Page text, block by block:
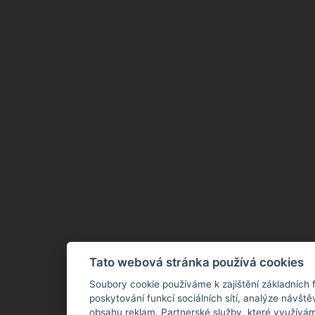
Tato webová stránka používá cookies
Soubory cookie používáme k zajištění základních
poskytování funkcí sociálních sítí, analýze
obsahu reklam. Partnerské služby, které